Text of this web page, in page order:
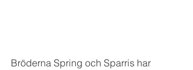
Bröderna Spring och Sparris har